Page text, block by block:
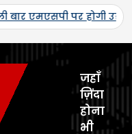
में बी-पैक्स केंद्रों का
जहाँ
ज़िंदा
होना
भी